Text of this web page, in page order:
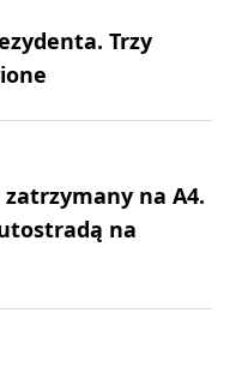
Trzy
zatrzymany na A4.
na